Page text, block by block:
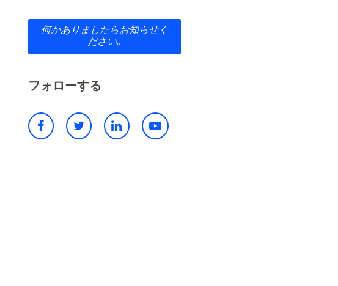
何かありましたらお知らせく
ださい｡
フォローする